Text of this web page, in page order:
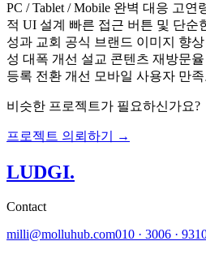
PC / Tablet / Mobile 완벽 대응 고
적 UI 설계 빠른 접근 버튼 및 단순
성과 교회 공식 브랜드 이미지 향
성 대폭 개선 설교 콘텐츠 재방문
등록 전환 개선 모바일 사용자 만
비슷한 프로젝트가 필요하신가요?
프로젝트 의뢰하기 →
LUDGI.
Contact
milli@molluhub.com010 · 3006 ·